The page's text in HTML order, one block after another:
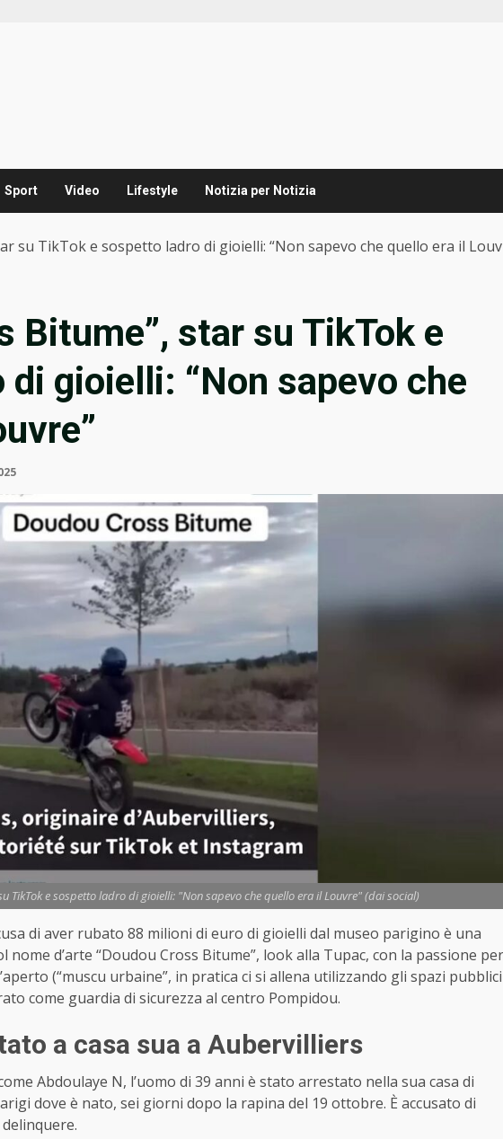
Sport Video Lifestyle Notizia per Notizia
su TikTok e sospetto ladro di gioielli: “Non sapevo che quello era il
Bitume”, star su TikTok e
gioielli: “Non sapevo che
TikTok e sospetto ladro di gioielli: "Non sapevo che quello era il Louvre" (dai social)
di aver rubato 88 milioni di euro di gioielli dal museo parigino è una
nome d’arte “Doudou Cross Bitume”, look alla Tupac, con la passione per
(“muscu urbaine”, in pratica ci si allena utilizzando gli spazi pubblici
come guardia di sicurezza al centro Pompidou.
a casa sua a Aubervilliers
Abdoulaye N, l’uomo di 39 anni è stato arrestato nella sua casa di
dove è nato, sei giorni dopo la rapina del 19 ottobre. È accusato di